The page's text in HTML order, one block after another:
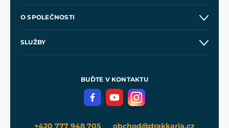
Velkoobchod
O SPOLEČNOSTI
SLUŽBY
Meče pro Kingdom Come
BUĎTE V KONTAKTU
+420 777 948 705 obchod@drakkaria.cz